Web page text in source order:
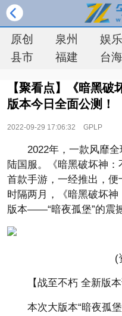
原创 泉州 娱乐
县市
福建 台海
【聚看点】《暗黑
版本今日全面公测！
2022-09-29 17:06:32 GPLP
2022年，一款风靡
陆国服。《暗黑破坏神
首款手游，一经推出，便
时隔两月，《暗黑破坏
版本——“暗夜孤堡”的震
(
【战至不朽 全新版
本次大版本“暗夜孤